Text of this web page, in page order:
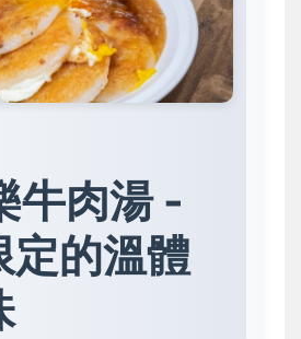
牛肉湯 -
定的溫體